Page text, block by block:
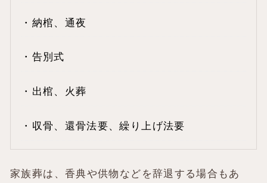
・納棺、通夜
・告別式
・出棺、火葬
・収骨、還骨法要、繰り上げ法要
家族葬は、香典や供物などを辞退する場合もあ